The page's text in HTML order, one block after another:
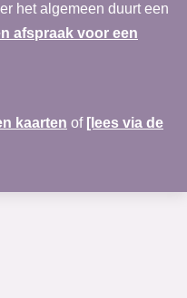
het algemeen duurt een
afspraak voor een
kaarten of [lees via de